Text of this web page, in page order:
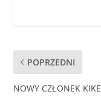
POPRZEDNI
NOWY CZŁONEK KIKE